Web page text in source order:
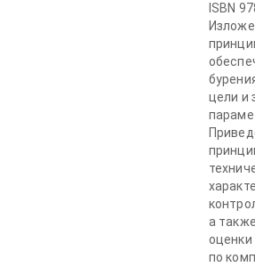
ISBN
цели и
а
оценки
по